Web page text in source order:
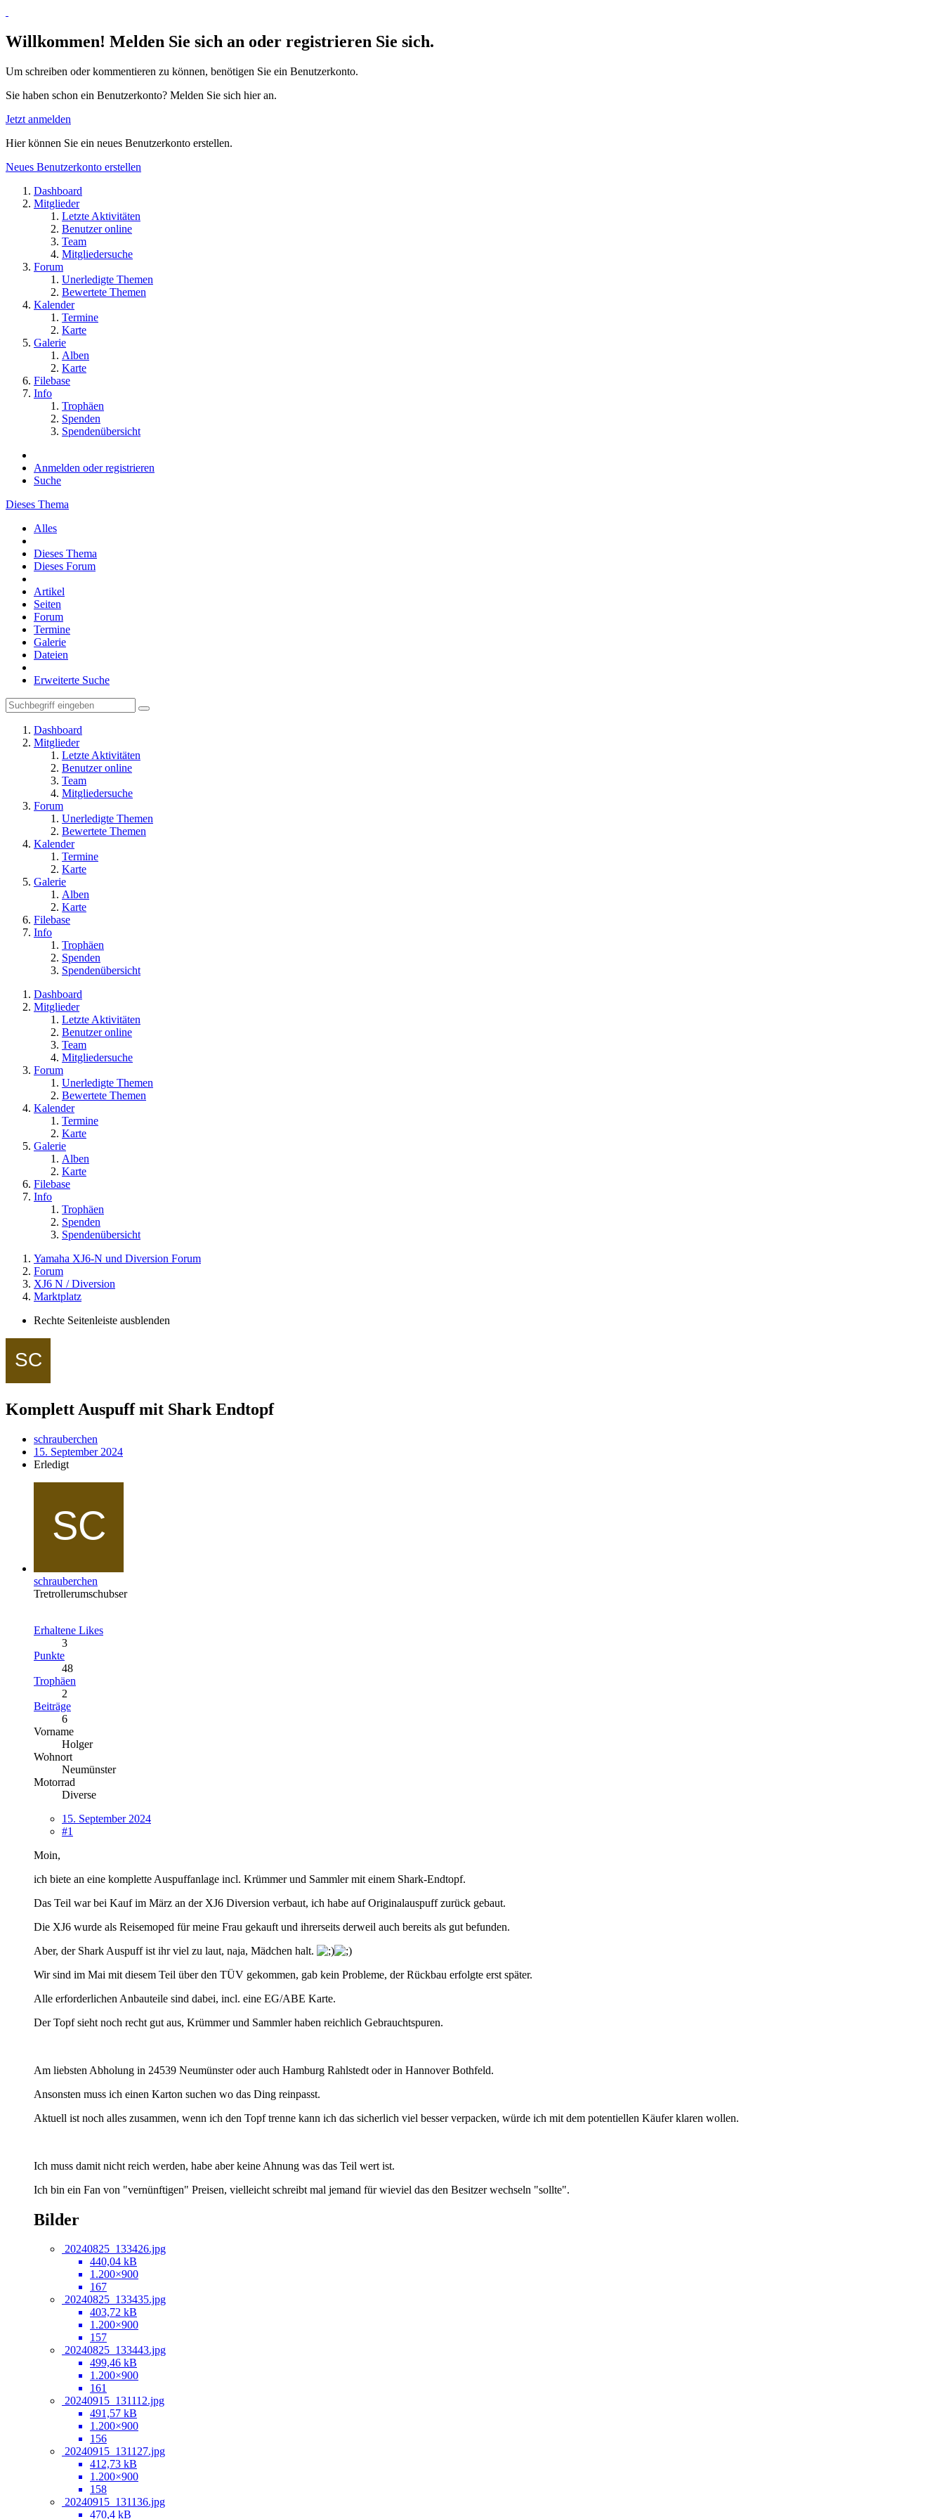
Willkommen! Melden Sie sich an oder registrieren Sie sich.
Um schreiben oder kommentieren zu können, benötigen Sie ein Benutzerkonto.
Sie haben schon ein Benutzerkonto? Melden Sie sich hier an.
Jetzt anmelden
Hier können Sie ein neues Benutzerkonto erstellen.
Neues Benutzerkonto erstellen
Dashboard
Mitglieder
Letzte Aktivitäten
Benutzer online
Team
Mitgliedersuche
Forum
Unerledigte Themen
Bewertete Themen
Kalender
Termine
Karte
Galerie
Alben
Karte
Filebase
Info
Trophäen
Spenden
Spendenübersicht
Anmelden oder registrieren
Suche
Dieses Thema
Alles
Dieses Thema
Dieses Forum
Artikel
Seiten
Forum
Termine
Galerie
Dateien
Erweiterte Suche
Dashboard
Mitglieder
Letzte Aktivitäten
Benutzer online
Team
Mitgliedersuche
Forum
Unerledigte Themen
Bewertete Themen
Kalender
Termine
Karte
Galerie
Alben
Karte
Filebase
Info
Trophäen
Spenden
Spendenübersicht
Dashboard
Mitglieder
Letzte Aktivitäten
Benutzer online
Team
Mitgliedersuche
Forum
Unerledigte Themen
Bewertete Themen
Kalender
Termine
Karte
Galerie
Alben
Karte
Filebase
Info
Trophäen
Spenden
Spendenübersicht
Yamaha XJ6-N und Diversion Forum
Forum
XJ6 N / Diversion
Marktplatz
Rechte Seitenleiste ausblenden
Komplett Auspuff mit Shark Endtopf
schrauberchen
15. September 2024
Erledigt
schrauberchen
Tretrollerumschubser
Erhaltene Likes
3
Punkte
48
Trophäen
2
Beiträge
6
Vorname
Holger
Wohnort
Neumünster
Motorrad
Diverse
15. September 2024
#1
Moin,
ich biete an eine komplette Auspuffanlage incl. Krümmer und Sammler mit einem Shark-Endtopf.
Das Teil war bei Kauf im März an der XJ6 Diversion verbaut, ich habe auf Originalauspuff zurück gebaut.
Die XJ6 wurde als Reisemoped für meine Frau gekauft und ihrerseits derweil auch bereits als gut befunden.
Aber, der Shark Auspuff ist ihr viel zu laut, naja, Mädchen halt.
Wir sind im Mai mit diesem Teil über den TÜV gekommen, gab kein Probleme, der Rückbau erfolgte erst später.
Alle erforderlichen Anbauteile sind dabei, incl. eine EG/ABE Karte.
Der Topf sieht noch recht gut aus, Krümmer und Sammler haben reichlich Gebrauchtspuren.
Am liebsten Abholung in 24539 Neumünster oder auch Hamburg Rahlstedt oder in Hannover Bothfeld.
Ansonsten muss ich einen Karton suchen wo das Ding reinpasst.
Aktuell ist noch alles zusammen, wenn ich den Topf trenne kann ich das sicherlich viel besser verpacken, würde ich mit dem potentiellen Käufer klaren wollen.
Ich muss damit nicht reich werden, habe aber keine Ahnung was das Teil wert ist.
Ich bin ein Fan von "vernünftigen" Preisen, vielleicht schreibt mal jemand für wieviel das den Besitzer wechseln "sollte".
Bilder
20240825_133426.jpg
440,04 kB
1.200×900
167
20240825_133435.jpg
403,72 kB
1.200×900
157
20240825_133443.jpg
499,46 kB
1.200×900
161
20240915_131112.jpg
491,57 kB
1.200×900
156
20240915_131127.jpg
412,73 kB
1.200×900
158
20240915_131136.jpg
470,4 kB